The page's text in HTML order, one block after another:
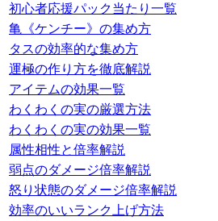
初心者応援パック当たり一覧
亀《ケンチー》の集め方
タスの効率的な集め方
運極の作り方を徹底解説
アイテムの効果一覧
わくわくの実の厳選方法
わくわくの実の効果一覧
属性相性と倍率解説
弱点のダメージ倍率解説
怒り状態のダメージ倍率解説
効率のいいランク上げ方法